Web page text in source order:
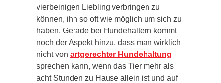
vierbeinigen Liebling verbringen zu
können, ihn so oft wie möglich um sich zu
haben. Gerade bei Hundehaltern kommt
noch der Aspekt hinzu, dass man wirklich
nicht von artgerechter Hundehaltung
sprechen kann, wenn das Tier mehr als
acht Stunden zu Hause allein ist und auf